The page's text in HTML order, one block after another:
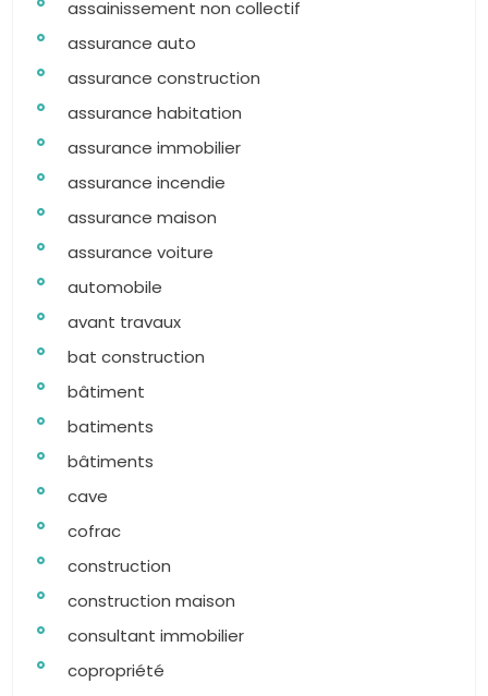
assainissement non collectif
assurance auto
assurance construction
assurance habitation
assurance immobilier
assurance incendie
assurance maison
assurance voiture
automobile
avant travaux
bat construction
bâtiment
batiments
bâtiments
cave
cofrac
construction
construction maison
consultant immobilier
copropriété